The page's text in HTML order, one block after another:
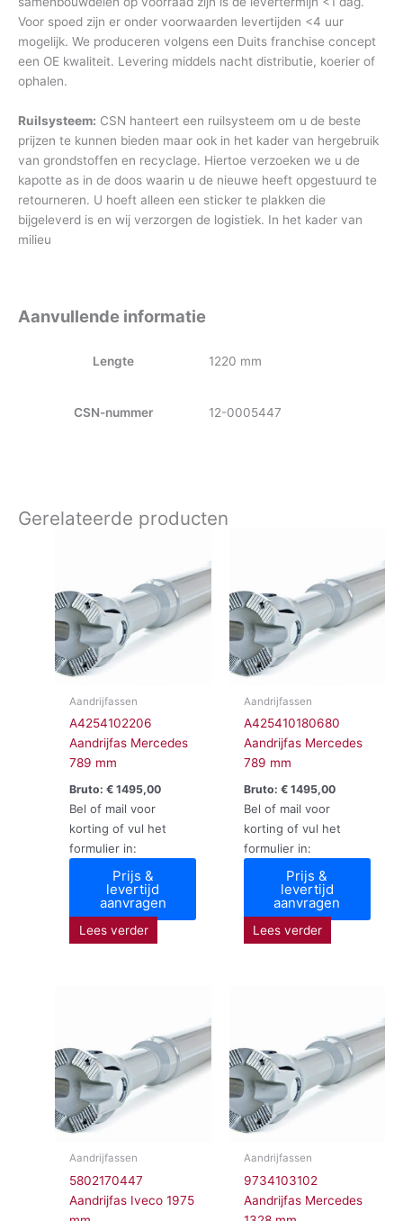
Voor spoed zijn er onder voorwaarden levertijden <4 uur
mogelijk. We produceren volgens een Duits franchise concept
een OE kwaliteit. Levering middels nacht distributie, koerier of
ophalen.
Ruilsysteem: CSN hanteert een ruilsysteem om u de beste
prijzen te kunnen bieden maar ook in het kader van hergebruik
van grondstoffen en recyclage. Hiertoe verzoeken we u de
kapotte as in de doos waarin u de nieuwe heeft opgestuurd te
retourneren. U hoeft alleen een sticker te plakken die
bijgeleverd is en wij verzorgen de logistiek. In het kader van
milieu
Aanvullende informatie
Lengte 1220 mm
CSN-nummer 12-0005447
Gerelateerde producten
Aandrijfassen
A4254102206
Aandrijfas Mercedes
789 mm
Bruto:€ 1495,00
Bel of mail voor
korting of vul het
formulier in:
Prijs &
levertijd
aanvragen
Lees verder
Aandrijfassen
A425410180680
Aandrijfas Mercedes
789 mm
Bruto: €1495,00
Bel of mail voor
korting of vul het
formulier in:
Prijs &
levertijd
aanvragen
Lees verder
Aandrijfassen
5802170447
Aandrijfas Iveco 1975
Aandrijfassen
9734103102
Aandrijfas Mercedes